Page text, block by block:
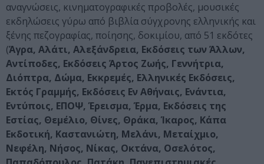
αναγνώσεις, κινηματογραφικές προβολές, μουσικές
εκδηλώσεις γύρω από βιβλία σύγχρονης ελληνικής και
ξένης πεζογραφίας, ποίησης, δοκιμίου, από 51 εκδότες
(Άγρα, Αλάτι, Αλεξάνδρεια, Εκδόσεις των Άλλων,
Αντίποδες, Εκδόσεις Άρτος Ζωής, Γεννήτρια,
Διόπτρα, Δώμα, Εκκρεμές, Ελληνικές Εκδόσεις,
Εκτός Γραμμής, Εκδόσεις Εν Αθήναις, Ενάντια,
Εντύποις, ΕΠΟΨ, Έρεισμα, Έρμα, Εκδόσεις της
Εστίας, Θεμέλιο, Θίνες, Θράκα, Ίκαρος, Κάπα
Εκδοτική, Καστανιώτη, Μελάνι, Μεταίχμιο,
Νεφέλη, Νήσος, Νίκας, Οκτάνα, Οσελότος,